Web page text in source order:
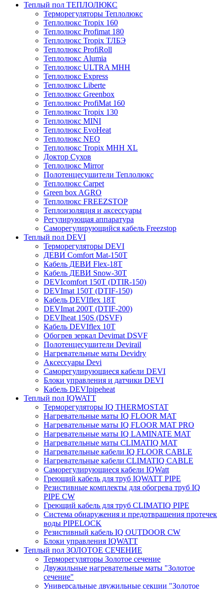
Теплый пол ТЕПЛОЛЮКС
Терморегуляторы Теплолюкс
Теплолюкс Tropix 160
Теплолюкс Profimat 180
Теплолюкс Tropix ТЛБЭ
Теплолюкс ProfiRoll
Теплолюкс Alumia
Теплолюкс ULTRA МНН
Теплолюкс Express
Теплолюкс Liberte
Теплолюкс Greenbox
Теплолюкс ProfiMat 160
Теплолюкс Tropix 130
Теплолюкс MINI
Теплолюкс EvoHeat
Теплолюкс NEO
Теплолюкс Tropix МНН XL
Доктор Сухов
Теплолюкс Mirror
Полотенцесушители Теплолюкс
Теплолюкс Carpet
Green box AGRO
Теплолюкс FREEZSTOP
Теплоизоляция и аксессуары
Регулирующая аппаратура
Cаморегулирующийся кабель Freezstop
Теплый пол DEVI
Терморегуляторы DEVI
ДЕВИ Comfort Mat-150T
Кабель ДЕВИ Flex-18T
Кабель ДЕВИ Snow-30T
DEVIcomfort 150T (DTIR-150)
DEVImat 150T (DTIF-150)
Кабель DEVIflex 18T
DEVImat 200T (DTIF-200)
DEVIheat 150S (DSVF)
Кабель DEVIflex 10T
Обогрев зеркал Devimat DSVF
Полотенцесушители Devirail
Нагревательные маты Devidry
Аксессуары Devi
Саморегулирующиеся кабели DEVI
Блоки управления и датчики DEVI
Кабель DEVIpipeheat
Теплый пол IQWATT
Терморегуляторы IQ THERMOSTAT
Нагревательные маты IQ FLOOR MAT
Нагревательные маты IQ FLOOR MAT PRO
Нагревательные маты IQ LAMINATE MAT
Нагревательные маты CLIMATIQ MAT
Нагревательные кабели IQ FLOOR CABLE
Нагревательные кабели CLIMATIQ CABLE
Саморегулирующиеся кабели IQWatt
Греющий кабель для труб IQWATT PIPE
Резистивные комплекты для обогрева труб IQ
PIPE CW
Греющий кабель для труб CLIMATIQ PIPE
Система обнаружения и предотвращения протечек
воды PIPELOCK
Резистивный кабель IQ OUTDOOR CW
Блоки управления IQWATT
Теплый пол ЗОЛОТОЕ СЕЧЕНИЕ
Терморегуляторы Золотое сечение
Двужильные нагревательные маты "Золотое
сечение"
Универсальные двужильные секции "Золотое